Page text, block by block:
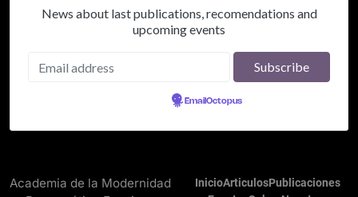
News about last publications, recomendations and
upcoming events
EmailOctopus
Academia de la Modernidad
InicioArticulosPublicaciones